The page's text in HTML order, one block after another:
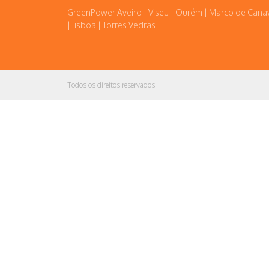
GreenPower Aveiro | Viseu | Ourém | Marco de
|Lisboa | Torres Vedras |
Todos os direitos reservados